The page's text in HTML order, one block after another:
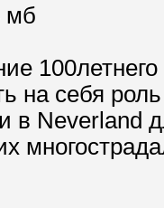
мб
на себя
в Neverland